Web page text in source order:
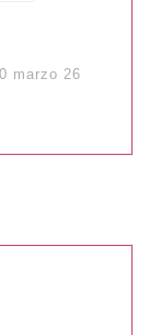
marzo 26